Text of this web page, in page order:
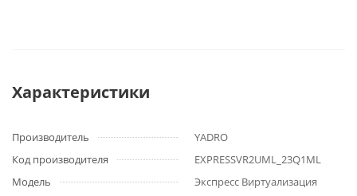
Характеристики
Производитель
YADRO
Код производителя
EXPRESSVR2UML_23Q1ML
Модель
Экспресс Виртуализация